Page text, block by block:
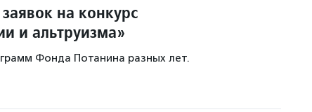
на конкурс
и альтруизма»
Фонда Потанина разных лет.